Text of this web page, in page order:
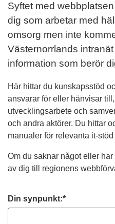
h
ä
r
:
Syftet med
dig som arbetar med
omsorg men inte
Västernorrlands intranät
information som berör
Här hittar du kunskapsstöd
ansvarar för eller hänvisar
utvecklingsarbete och
och andra aktörer. Du hittar
manualer för relevanta it-
Om du saknar något eller
av dig till regionens
Din synpunkt:*